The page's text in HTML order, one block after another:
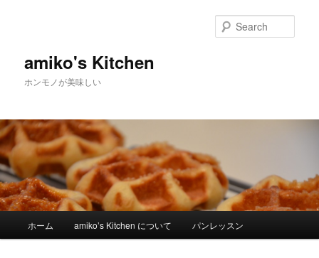
amiko's Kitchen
ホンモノが美味しい
Skip to primary content
Skip to secondary content
ホーム amiko’s Kitchen について パンレッスン